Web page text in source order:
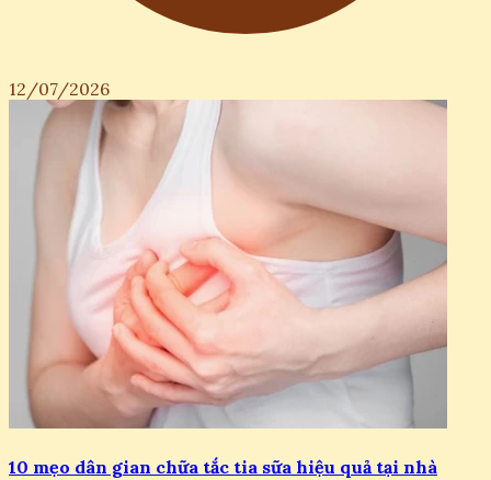
12/07/2026
10 mẹo dân gian chữa tắc tia sữa hiệu quả tại nhà